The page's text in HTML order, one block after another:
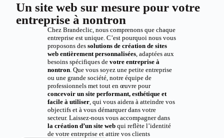
Un site web sur mesure pour votre
entreprise à nontron
Chez Brandeclic, nous comprenons que chaque
entreprise est unique. C’est pourquoi nous vous
proposons des solutions de création de sites
web entièrement personnalisées, adaptées aux
besoins spécifiques de votre entreprise à
nontron. Que vous soyez une petite entreprise
ou une grande société, notre équipe de
professionnels met tout en œuvre pour
concevoir un site performant, esthétique et
facile à utiliser, qui vous aidera à atteindre vos
objectifs et à vous démarquer dans votre
secteur. Laissez-nous vous accompagner dans
la création d’un site webqui reflète l’identité
de votre entreprise et attire vos clients